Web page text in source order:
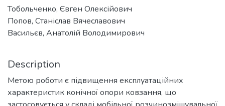
Тобольченко, Євген Олексійович
Попов, Станіслав Вячеславович
Васильєв, Анатолій Володимирович
Description
Метою роботи є підвищення експлуатаційних
характеристик конічної опори ковзання, що